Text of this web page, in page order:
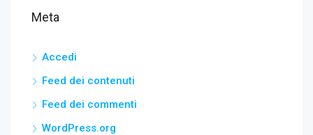
Meta
Accedi
Feed dei contenuti
Feed dei commenti
WordPress.org